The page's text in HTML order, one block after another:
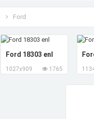
Ford
Ford 18303 enl
1027x909 1765